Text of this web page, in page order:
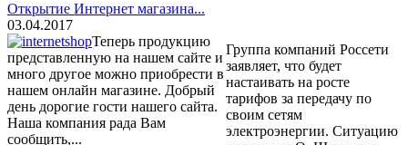
Группа компаний Россети
заявляет, что будет
настаивать на росте
тарифов за передачу по
своим сетям
электроэнергии. Ситуацию
Открытие Интернет магазина...
03.04.2017
Теперь продукцию
представленную на нашем сайте и
много другое можно приобрести в
нашем онлайн магазине. Добрый
день дорогие гости нашего сайта.
Наша компания рада Вам
сообщить,...